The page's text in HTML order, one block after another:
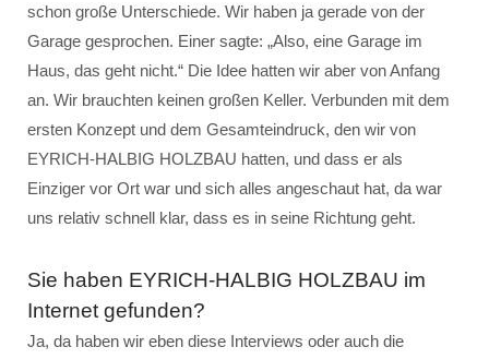
schon große Unterschiede. Wir haben ja gerade von der
Garage gesprochen. Einer sagte: „Also, eine Garage im
Haus, das geht nicht.“ Die Idee hatten wir aber von Anfang
an. Wir brauchten keinen großen Keller. Verbunden mit dem
ersten Konzept und dem Gesamteindruck, den wir von
EYRICH-HALBIG HOLZBAU hatten, und dass er als
Einziger vor Ort war und sich alles angeschaut hat, da war
uns relativ schnell klar, dass es in seine Richtung geht.
Sie haben EYRICH-HALBIG HOLZBAU im
Internet gefunden?
Ja, da haben wir eben diese Interviews oder auch die